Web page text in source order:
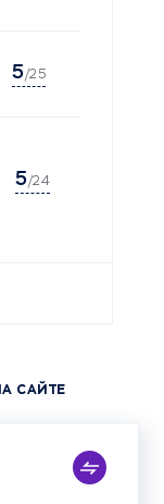
5/25
5/24
САЙТЕ